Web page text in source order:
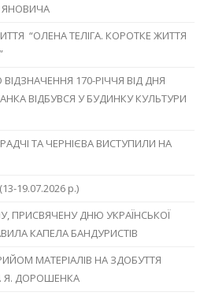
“ОЛЕНА ТЕЛІГА. КОРОТКЕ ЖИТТЯ
170-РІЧЧЯ ВІД ДНЯ
ВІДБУВСЯ У БУДИНКУ КУЛЬТУРИ
ТА ЧЕРНІЄВА ВИСТУПИЛИ НА
19.07.2026 р.)
ПРИСВЯЧЕНУ ДНЮ УКРАЇНСЬКОЇ
КАПЕЛА БАНДУРИСТІВ
МАТЕРІАЛІВ НА ЗДОБУТТЯ
Я. ДОРОШЕНКА